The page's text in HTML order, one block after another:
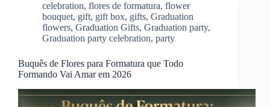
celebration, flores de formatura, flower
bouquet, gift, gift box, gifts, Graduation
flowers, Graduation Gifts, Graduation party,
Graduation party celebration, party
Buquês de Flores para Formatura que Todo
Formando Vai Amar em 2026